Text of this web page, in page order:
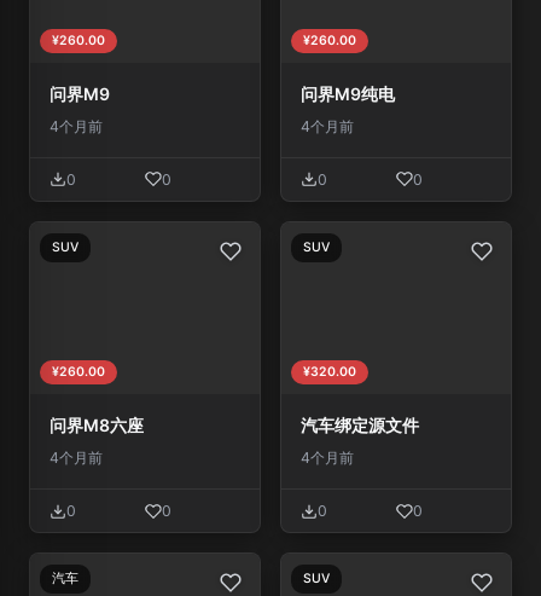
¥260.00
问界M9
4个月前
0 0
¥260.00
问界M9纯电
4个月前
0 0
SUV
¥260.00
问界M8六座
4个月前
0 0
SUV
¥320.00
汽车绑定源文件
4个月前
0 0
汽车 SUV